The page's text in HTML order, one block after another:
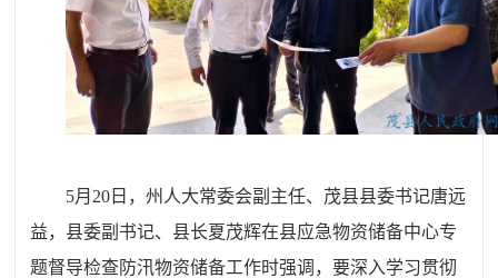
5月20日，州人大常委会副主任、茂县县委书记唐远
益，县委副书记、县长夏茂辉在县应急物资储备中心专
题督导检查防汛物资储备工作时强调，要深入学习贯彻